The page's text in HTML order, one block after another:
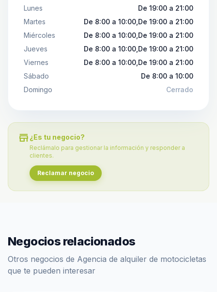
Lunes
De 19:00 a 21:00
Martes
De 8:00 a 10:00,De 19:00 a 21:00
Miércoles
De 8:00 a 10:00,De 19:00 a 21:00
Jueves
De 8:00 a 10:00,De 19:00 a 21:00
Viernes
De 8:00 a 10:00,De 19:00 a 21:00
Sábado
De 8:00 a 10:00
Domingo
Cerrado
store ¿Es tu negocio?
Reclámalo para gestionar la información y responder a
clientes.
Reclamar negocio
Negocios relacionados
Otros negocios de Agencia de alquiler de motocicletas
que te pueden interesar